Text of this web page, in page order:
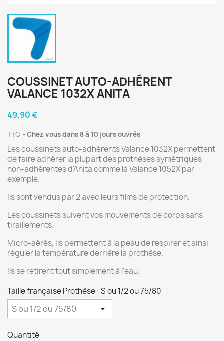
COUSSINET AUTO-ADHÉRENT
VALANCE 1032X ANITA
49,90 €
TTC Chez vous dans 8 à 10 jours ouvrés
Les coussinets auto-adhérents Valance 1032X permettent
de faire adhérer la plupart des prothèses symétriques
non-adhérentes d'Anita comme la Valance 1052X par
exemple.
Ils sont vendus par 2 avec leurs films de protection.
Les coussinets suivent vos mouvements de corps sans
tiraillements.
Micro-aérés, ils permettent à la peau de respirer et ainsi
réguler la température derrière la prothèse.
Ils se retirent tout simplement à l'eau.
Taille française Prothèse : S ou 1/2 ou 75/80
Quantité